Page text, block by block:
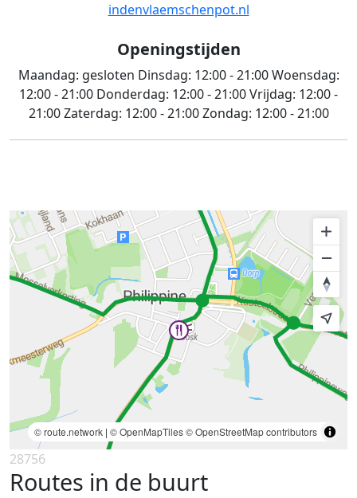
indenvlaemschenpot.nl
Openingstijden
Maandag: gesloten Dinsdag: 12:00 - 21:00Woensdag:
12:00 - 21:00 Donderdag: 12:00 - 21:00Vrijdag: 12:00 -
21:00Zaterdag: 12:00 - 21:00Zondag: 12:00 - 21:00
© route.network | © OpenMapTiles© OpenStreetMap contributors
28756
Routes in de buurt